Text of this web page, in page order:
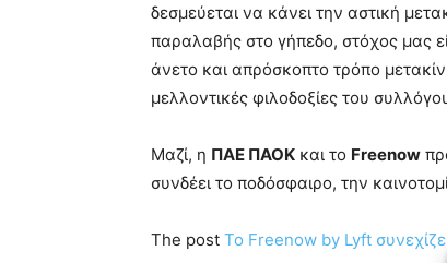
δεσμεύεται να κάνει την αστική
παραλαβής στο γήπεδο, στόχος μας
άνετο και απρόσκοπτο τρόπο
μελλοντικές φιλοδοξίες του
Μαζί, η ΠΑΕ ΠΑΟΚ και το Freenow
συνδέει το ποδόσφαιρο, την
The post Το Freenow by Lyft